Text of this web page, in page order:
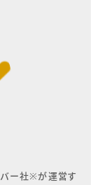
バー社※が運営す